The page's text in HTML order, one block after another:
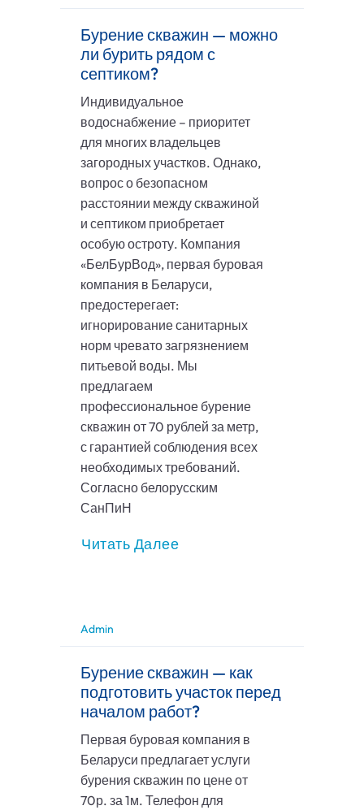
Бурение скважин — можно
ли бурить рядом с
септиком?
Индивидуальное
водоснабжение – приоритет
для многих владельцев
загородных участков. Однако,
вопрос о безопасном
расстоянии между скважиной
и септиком приобретает
особую остроту. Компания
«БелБурВод», первая буровая
компания в Беларуси,
предостерегает:
игнорирование санитарных
норм чревато загрязнением
питьевой воды. Мы
предлагаем
профессиональное бурение
скважин от 70 рублей за метр,
с гарантией соблюдения всех
необходимых требований.
Согласно белорусским
СанПиН
Читать Далее
Admin
Бурение скважин — как
подготовить участок перед
началом работ?
Первая буровая компания в
Беларуси предлагает услуги
бурения скважин по цене от
70р. за 1м. Телефон для